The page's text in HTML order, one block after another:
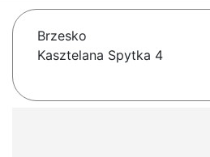
Brzesko
Kasztelana Spytka 4